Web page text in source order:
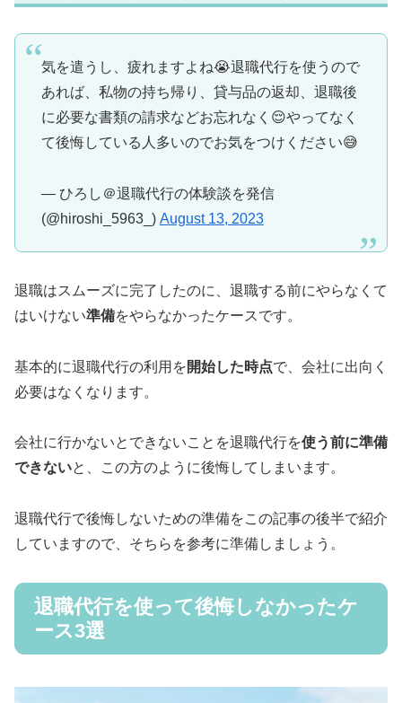
気を遣うし、疲れますよね😭退職代行を使うので
あれば、私物の持ち帰り、貸与品の返却、退職後
に必要な書類の請求などお忘れなく😌やってなく
て後悔している人多いのでお気をつけください😅
— ひろし＠退職代行の体験談を発信
(@hiroshi_5963_) August 13, 2023
退職はスムーズに完了したのに、退職する前にやらなくて
はいけない準備をやらなかったケースです。
基本的に退職代行の利用を開始した時点で、会社に出向く
必要はなくなります。
会社に行かないとできないことを退職代行を使う前に準備
できないと、この方のように後悔してしまいます。
退職代行で後悔しないための準備をこの記事の後半で紹介
していますので、そちらを参考に準備しましょう。
退職代行を使って後悔しなかったケ
ース3選